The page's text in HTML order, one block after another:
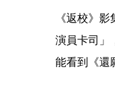
《返校》
演員卡司」
能看到《還